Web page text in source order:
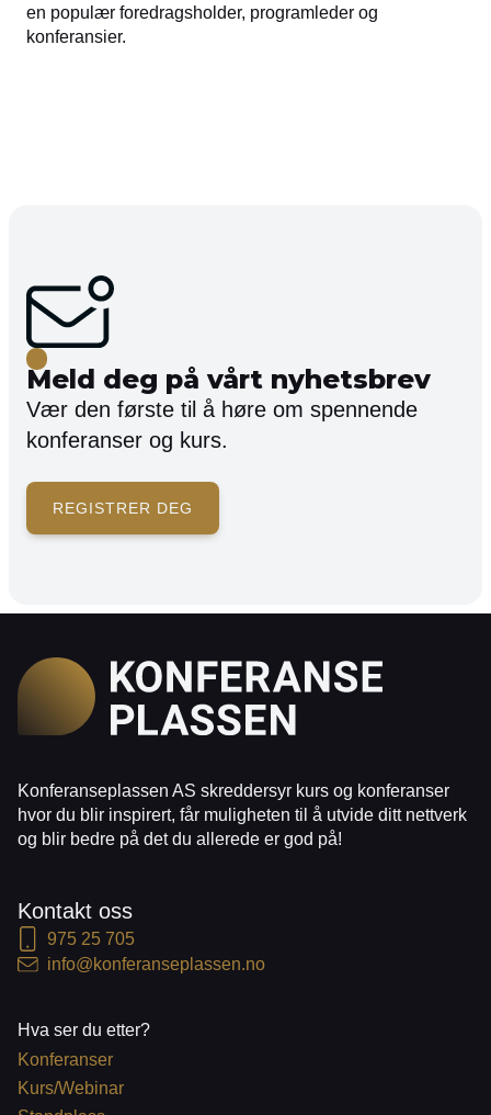
en populær foredragsholder, programleder og
konferansier.
Meld deg på vårt nyhetsbrev
Vær den første til å høre om spennende
konferanser og kurs.
REGISTRER DEG
Konferanseplassen AS skreddersyr kurs og konferanser
hvor du blir inspirert, får muligheten til å utvide ditt nettverk
og blir bedre på det du allerede er god på!
Kontakt oss
975 25 705
info@konferanseplassen.no
Hva ser du etter?
Konferanser
Kurs/Webinar